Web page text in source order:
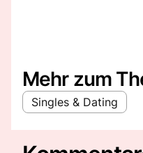
Mehr zum
Singles & Dating